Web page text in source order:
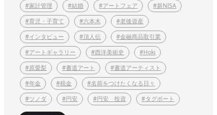
#家計管理
#結婚 #アートフェア
#新NISA
#育児・子育て
#六本木
#老後資産
#インタビュー
#頂人伝
#金融商品取引業
#アートギャラリー
#西洋美術史
#Hoki
#原愛梨
#書道アート
#書道アーティスト
#年金
#税金
#名前をつけたくなる日々
#ツノダ
#円安 #円安 投資 #タグボート